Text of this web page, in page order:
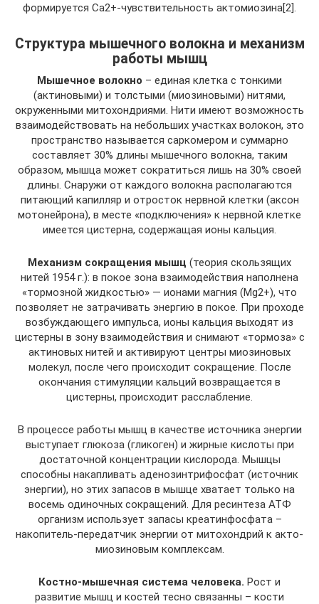
формируется Ca2+-чувствительность актомиозина[2].
Структура мышечного волокна и механизм
работы мышц
Мышечное волокно – единая клетка с тонкими
(актиновыми) и толстыми (миозиновыми) нитями,
окруженными митохондриями. Нити имеют возможность
взаимодействовать на небольших участках волокон, это
пространство называется саркомером и суммарно
составляет 30% длины мышечного волокна, таким
образом, мышца может сократиться лишь на 30% своей
длины. Снаружи от каждого волокна располагаются
питающий капилляр и отросток нервной клетки (аксон
мотонейрона), в месте «подключения» к нервной клетке
имеется цистерна, содержащая ионы кальция.
Механизм сокращения мышц (теория скользящих
нитей 1954 г.): в покое зона взаимодействия наполнена
«тормозной жидкостью» — ионами магния (Mg2+), что
позволяет не затрачивать энергию в покое. При проходе
возбуждающего импульса, ионы кальция выходят из
цистерны в зону взаимодействия и снимают «тормоза» с
актиновых нитей и активируют центры миозиновых
молекул, после чего происходит сокращение. После
окончания стимуляции кальций возвращается в
цистерны, происходит расслабление.
В процессе работы мышц в качестве источника энергии
выступает глюкоза (гликоген) и жирные кислоты при
достаточной концентрации кислорода. Мышцы
способны накапливать аденозинтрифосфат (источник
энергии), но этих запасов в мышце хватает только на
восемь одиночных сокращений. Для ресинтеза АТФ
организм использует запасы креатинфосфата –
накопитель-передатчик энергии от митохондрий к акто-
миозиновым комплексам.
Костно-мышечная система человека. Рост и
развитие мышц и костей тесно связанны – кости